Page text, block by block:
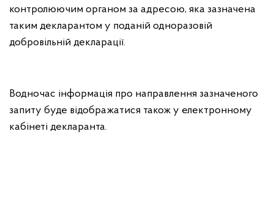
контролюючим органом за адресою, яка зазначена
таким декларантом у поданій одноразовій
добровільній декларації.
Водночас інформація про направлення зазначеного
запиту буде відображатися також у електронному
кабінеті декларанта.